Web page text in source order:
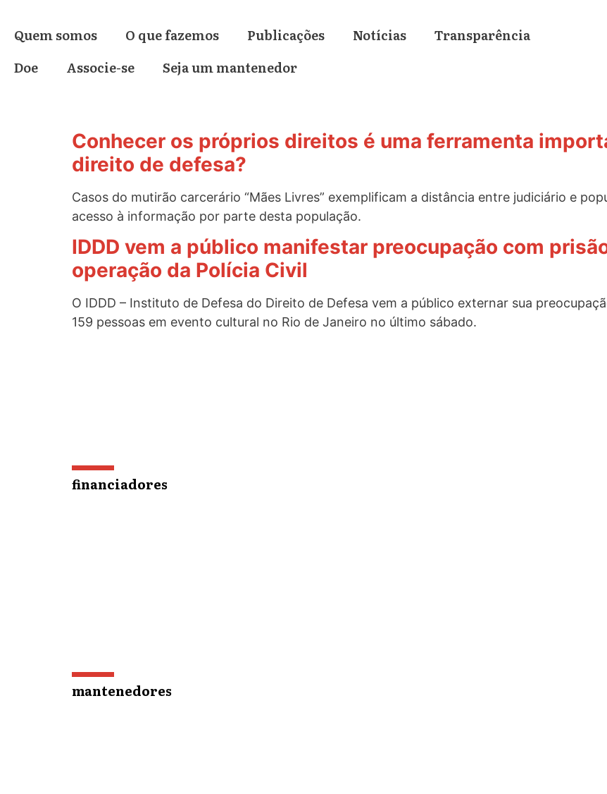
Quem somos O que fazemos Publicações Notícias
Transparência
Doe
Associe-se Seja um mantenedor
Conhecer os próprios direitos é uma ferramenta
direito de defesa?
Casos do mutirão carcerário “Mães Livres” exemplificam a distância entre judiciário e
acesso à informação por parte desta população.
IDDD vem a público manifestar preocupação com
operação da Polícia Civil
O IDDD – Instituto de Defesa do Direito de Defesa vem a público externar sua
159 pessoas em evento cultural no Rio de Janeiro no último sábado.
financiadores
mantenedores